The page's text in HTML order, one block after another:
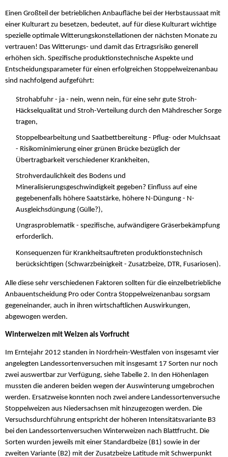
Einen Großteil der betrieblichen Anbaufläche bei der Herbstaussaat mit
einer Kulturart zu besetzen, bedeutet, auf für diese Kulturart wichtige
spezielle optimale Witterungskonstellationen der nächsten Monate zu
vertrauen! Das Witterungs- und damit das Ertragsrisiko generell
erhöhen sich. Spezifische produktionstechnische Aspekte und
Entscheidungsparameter für einen erfolgreichen Stoppelweizenanbau
sind nachfolgend aufgeführt:
Strohabfuhr - ja - nein, wenn nein, für eine sehr gute Stroh-
Häckselqualität und Stroh-Verteilung durch den Mähdrescher Sorge
tragen,
Stoppelbearbeitung und Saatbettbereitung - Pflug- oder Mulchsaat
- Risikominimierung einer grünen Brücke bezüglich der
Übertragbarkeit verschiedener Krankheiten,
Strohverdaulichkeit des Bodens und
Mineralisierungsgeschwindigkeit gegeben? Einfluss auf eine
gegebenenfalls höhere Saatstärke, höhere N-Düngung - N-
Ausgleichsdüngung (Gülle?),
Ungrasproblematik - spezifische, aufwändigere Gräserbekämpfung
erforderlich.
Konsequenzen für Krankheitsauftreten produktionstechnisch
berücksichtigen (Schwarzbeinigkeit - Zusatzbeize, DTR, Fusariosen).
Alle diese sehr verschiedenen Faktoren sollten für die einzelbetriebliche
Anbauentscheidung Pro oder Contra Stoppelweizenanbau sorgsam
gegeneinander, auch in ihren wirtschaftlichen Auswirkungen,
abgewogen werden.
Winterweizen mit Weizen als Vorfrucht
Im Erntejahr 2012 standen in Nordrhein-Westfalen von insgesamt vier
angelegten Landessortenversuchen mit insgesamt 17 Sorten nur noch
zwei auswertbar zur Verfügung, siehe Tabelle 2. In den Höhenlagen
mussten die anderen beiden wegen der Auswinterung umgebrochen
werden. Ersatzweise konnten noch zwei andere Landessortenversuche
Stoppelweizen aus Niedersachsen mit hinzugezogen werden. Die
Versuchsdurchführung entspricht der höheren Intensitätsvariante B3
bei den Landessortenversuchen Winterweizen nach Blattfrucht. Die
Sorten wurden jeweils mit einer Standardbeize (B1) sowie in der
zweiten Variante (B2) mit der Zusatzbeize Latitude mit Schwerpunkt